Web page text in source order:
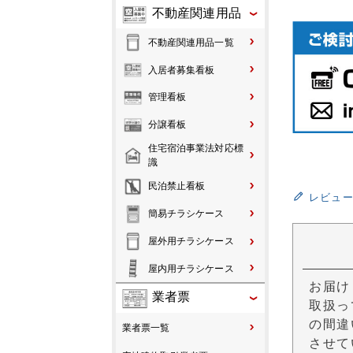
不動産関連用品
不動産関連用品一覧
入居者募集看板
管理看板
分譲看板
住宅宿泊事業法対応標
識
民泊禁止看板
簡易チラシケース
屋外用チラシケース
屋内用チラシケース
業者票
業者票一覧
レビュ
お届
取扱
の間
させ